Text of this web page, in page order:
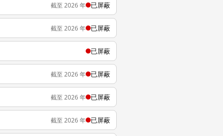
截至 2026 年 已屏蔽
截至 2026 年 已屏蔽
已屏蔽
截至 2026 年 已屏蔽
截至 2026 年 已屏蔽
截至 2026 年 已屏蔽